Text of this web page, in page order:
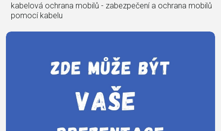
kabelová ochrana mobilů - zabezpečení a ochrana mobilů
pomocí kabelu